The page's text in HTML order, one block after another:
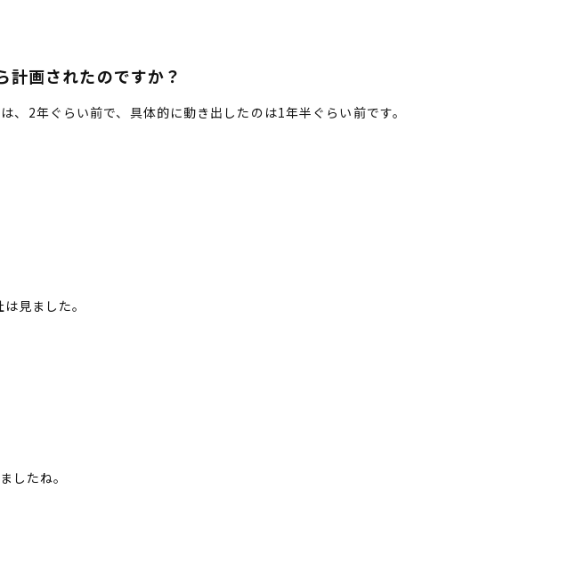
計画されたのですか？
、2年ぐらい前で、具体的に動き出したのは1年半ぐらい前です。
見ました。
したね。